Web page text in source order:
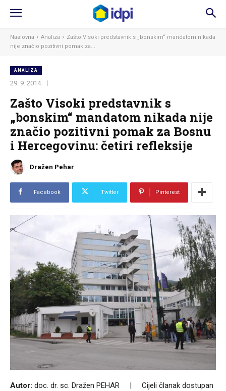
Naslovna Analiza
Zašto Visoki predstavnik s „bonskim“ mandatom nikada
nije značio pozitivni pomak za...
ANALIZA
29. 9. 2014.
Zašto Visoki predstavnik s
„bonskim“ mandatom nikada nije
značio pozitivni pomak za Bosnu
i Hercegovinu: četiri refleksije
Dražen Pehar
Facebook Twitter Pinterest
Autor: doc. dr. sc. Dražen PEHAR | Cijeli članak dostupan